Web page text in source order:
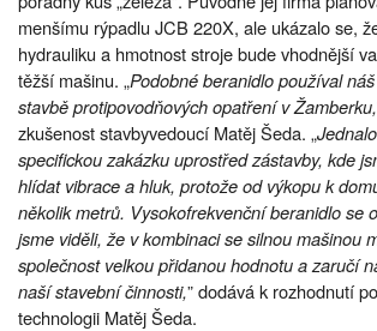
menšímu rýpadlu JCB 220X, ale ukázalo se,
hydrauliku a hmotnost stroje bude vhodnější
těžší mašinu. „Podobné beranidlo používal
stavbě protipovodňových opatření v Žamberku,
zkušenost stavbyvedoucí Matěj Šeda. „
specifickou zakázku uprostřed zástavby, kde
hlídat vibrace a hluk, protože od výkopu k
několik metrů. Vysokofrekvenční beranidlo se
jsme viděli, že v kombinaci se silnou mašinou
společnost velkou přidanou hodnotu a zaručí
naší stavební činnosti,” dodává k rozhodnutí
technologii Matěj Šeda.